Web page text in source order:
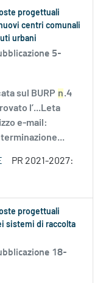
progettuali
centri comunali
urbani
5-
sul BURP n.4
l’...Leta
e-mail:
PR 2021-2027:
progettuali
sistemi di raccolta
18-